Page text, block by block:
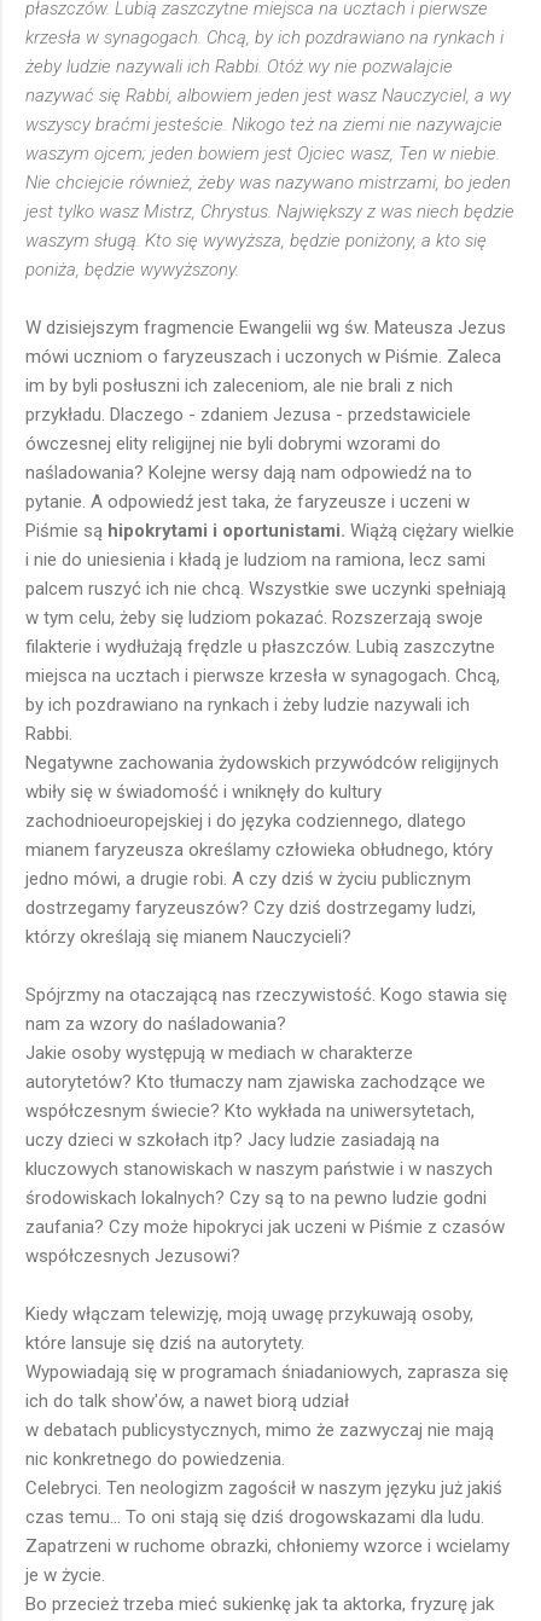
płaszczów. Lubią zaszczytne miejsca na ucztach i pierwsze
krzesła w synagogach. Chcą, by ich pozdrawiano na rynkach i
żeby ludzie nazywali ich Rabbi. Otóż wy nie pozwalajcie
nazywać się Rabbi, albowiem jeden jest wasz Nauczyciel, a wy
wszyscy braćmi jesteście. Nikogo też na ziemi nie nazywajcie
waszym ojcem; jeden bowiem jest Ojciec wasz, Ten w niebie.
Nie chciejcie również, żeby was nazywano mistrzami, bo jeden
jest tylko wasz Mistrz, Chrystus. Największy z was niech będzie
waszym sługą. Kto się wywyższa, będzie poniżony, a kto się
poniża, będzie wywyższony.
W dzisiejszym fragmencie Ewangelii wg św. Mateusza Jezus
mówi uczniom o faryzeuszach i uczonych w Piśmie. Zaleca
im by byli posłuszni ich zaleceniom, ale nie brali z nich
przykładu. Dlaczego - zdaniem Jezusa - przedstawiciele
ówczesnej elity religijnej nie byli dobrymi wzorami do
naśladowania? Kolejne wersy dają nam odpowiedź na to
pytanie. A odpowiedź jest taka, że faryzeusze i uczeni w
Piśmie są hipokrytami i oportunistami. Wiążą ciężary wielkie
i nie do uniesienia i kładą je ludziom na ramiona, lecz sami
palcem ruszyć ich nie chcą. Wszystkie swe uczynki spełniają
w tym celu, żeby się ludziom pokazać. Rozszerzają swoje
filakterie i wydłużają frędzle u płaszczów. Lubią zaszczytne
miejsca na ucztach i pierwsze krzesła w synagogach. Chcą,
by ich pozdrawiano na rynkach i żeby ludzie nazywali ich
Rabbi.
Negatywne zachowania żydowskich przywódców religijnych
wbiły się w świadomość i wniknęły do kultury
zachodnioeuropejskiej i do języka codziennego, dlatego
mianem faryzeusza określamy człowieka obłudnego, który
jedno mówi, a drugie robi. A czy dziś w życiu publicznym
dostrzegamy faryzeuszów? Czy dziś dostrzegamy ludzi,
którzy określają się mianem Nauczycieli?
Spójrzmy na otaczającą nas rzeczywistość. Kogo stawia się
nam za wzory do naśladowania?
Jakie osoby występują w mediach w charakterze
autorytetów? Kto tłumaczy nam zjawiska zachodzące we
współczesnym świecie? Kto wykłada na uniwersytetach,
uczy dzieci w szkołach itp? Jacy ludzie zasiadają na
kluczowych stanowiskach w naszym państwie i w naszych
środowiskach lokalnych? Czy są to na pewno ludzie godni
zaufania? Czy może hipokryci jak uczeni w Piśmie z czasów
współczesnych Jezusowi?
Kiedy włączam telewizję, moją uwagę przykuwają osoby,
które lansuje się dziś na autorytety.
Wypowiadają się w programach śniadaniowych, zaprasza się
ich do talk show'ów, a nawet biorą udział
w debatach publicystycznych, mimo że zazwyczaj nie mają
nic konkretnego do powiedzenia.
Celebryci. Ten neologizm zagościł w naszym języku już jakiś
czas temu... To oni stają się dziś drogowskazami dla ludu.
Zapatrzeni w ruchome obrazki, chłoniemy wzorce i wcielamy
je w życie.
Bo przecież trzeba mieć sukienkę jak ta aktorka, fryzurę jak